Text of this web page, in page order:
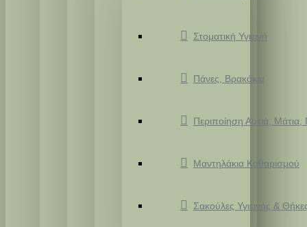
Στοματική Υγιεινή
Πάνες, Βρακάκια
Περιποίηση Αυτιά,
Μαντηλάκια Καθαρισμού
Σακούλες Υγιεινής &